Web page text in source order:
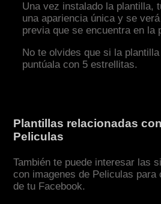
Una vez instalado la plantilla,
una apariencia única y se
previa que se encuentra en la
No te olvides que si la
puntúala con 5 estrellitas.
Plantillas relacionadas
Peliculas
También te puede interesar las
con imagenes de Peliculas para
de tu Facebook.